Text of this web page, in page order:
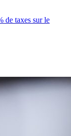
de taxes sur le